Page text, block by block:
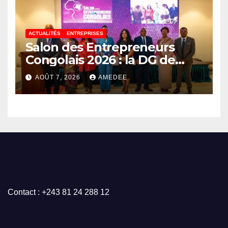
ACTUALITÉS ENTREPRISES
Salon des Entrepreneurs
Congolais 2026 : la DG de
l’ANAPI Rachel PUNGU
mobilise les investisseurs
autour de l’ambition d’une
AOÛT 7, 2026 AMEDEE
Contact : +243 81 24 288 12